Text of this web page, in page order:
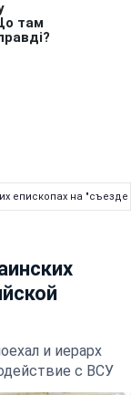
епископах на
и иерарх
с ВСУ